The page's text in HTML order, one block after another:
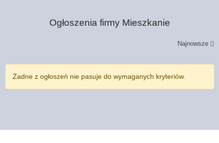
Ogłoszenia firmy Mieszkanie
Najnowsze
Żadne z ogłoszeń nie pasuje do wymaganych kryteriów.